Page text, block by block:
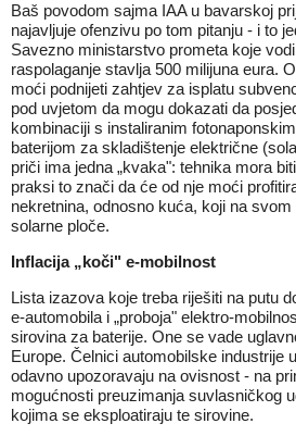
Baš povodom sajma IAA u bavarskoj
najavljuje ofenzivu po tom pitanju - i to
Savezno ministarstvo prometa koje
raspolaganje stavlja 500 milijuna eura.
moći podnijeti zahtjev za isplatu
pod uvjetom da mogu dokazati da
kombinaciji s instaliranim
baterijom za skladištenje električne
priči ima jedna „kvaka": tehnika mora
praksi to znači da će od nje moći
nekretnina, odnosno kuća, koji na
solarne ploče.
Inflacija „koči" e-mobilnost
Lista izazova koje treba riješiti na putu
e-automobila i „proboja" elektro-
sirovina za baterije. One se vade
Europe. Čelnici automobilske industrije
odavno upozoravaju na ovisnost - na
mogućnosti preuzimanja suvlasničkog
kojima se eksploatiraju te sirovine.